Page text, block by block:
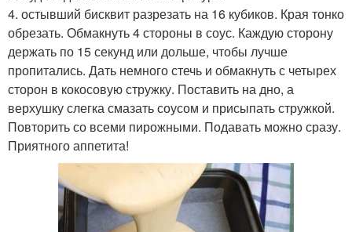
4. остывший бисквит разрезать на 16 кубиков. Края тонко
обрезать. Обмакнуть 4 стороны в соус. Каждую сторону
держать по 15 секунд или дольше, чтобы лучше
пропитались. Дать немного стечь и обмакнуть с четырех
сторон в кокосовую стружку. Поставить на дно, а
верхушку слегка смазать соусом и присыпать стружкой.
Повторить со всеми пирожными. Подавать можно сразу.
Приятного аппетита!